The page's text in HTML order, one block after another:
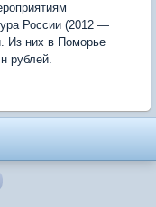
России (2012 —
Из них в Поморье
рублей.